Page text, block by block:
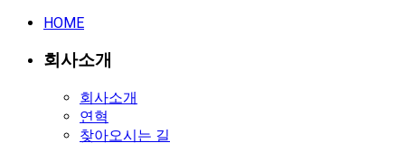
HOME
회사소개
회사소개
연혁
찾아오시는 길